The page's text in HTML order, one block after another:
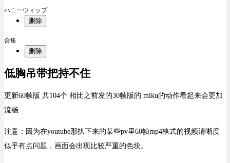
ハニーウィップ
删除
合集
删除
低胸吊带把持不住
更新60帧版 共104个 相比之前发的30帧版的 miku的动作看起来会更加
流畅
注意：因为在youtube那扒下来的某些pv里60帧mp4格式的视频清晰度
似乎有点问题，画面会出现比较严重的色块。